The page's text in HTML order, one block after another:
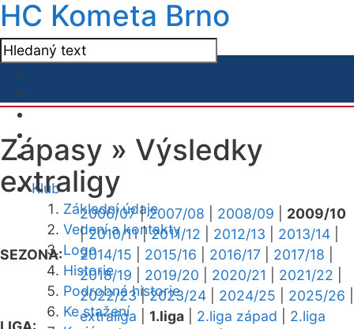
HC Kometa Brno
Klub
Základní údaje
Vedení a kontakty
Logo
Historie
Podrobná historie
Ke stažení
Zápasy » Výsledky
extraligy
SEZONA:
2006/07|2007/08 2008/09
2009/10
|2010/11|2011/12 2012/13 2013/14
2014/15
2015/16 2016/17 2017/18
2018/19
2019/20 2020/21 2021/22
2022/23|2023/24 2024/25 2025/26
extraliga 1.liga 2.liga západ
2.liga